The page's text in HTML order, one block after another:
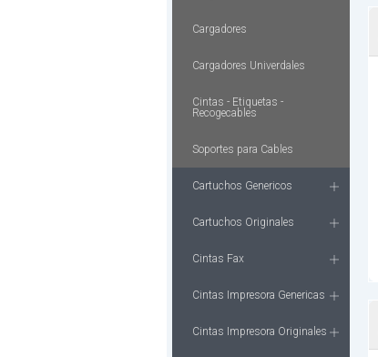
Cargadores
Cargadores Univerdales
Cintas - Etiquetas -
Recogecables
Soportes para Cables
Cartuchos Genericos
Cartuchos Originales
Cintas Fax
Cintas Impresora Genericas
Cintas Impresora Originales